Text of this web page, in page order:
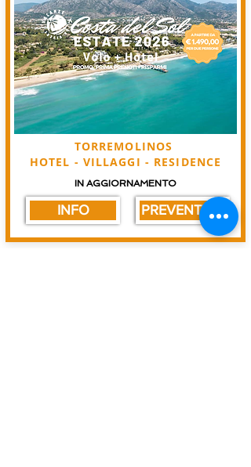
TORREMOLINOS
HOTEL - VILLAGGI - RESIDENCE
IN AGGIORNAMENTO
INFO PREVENTIVO